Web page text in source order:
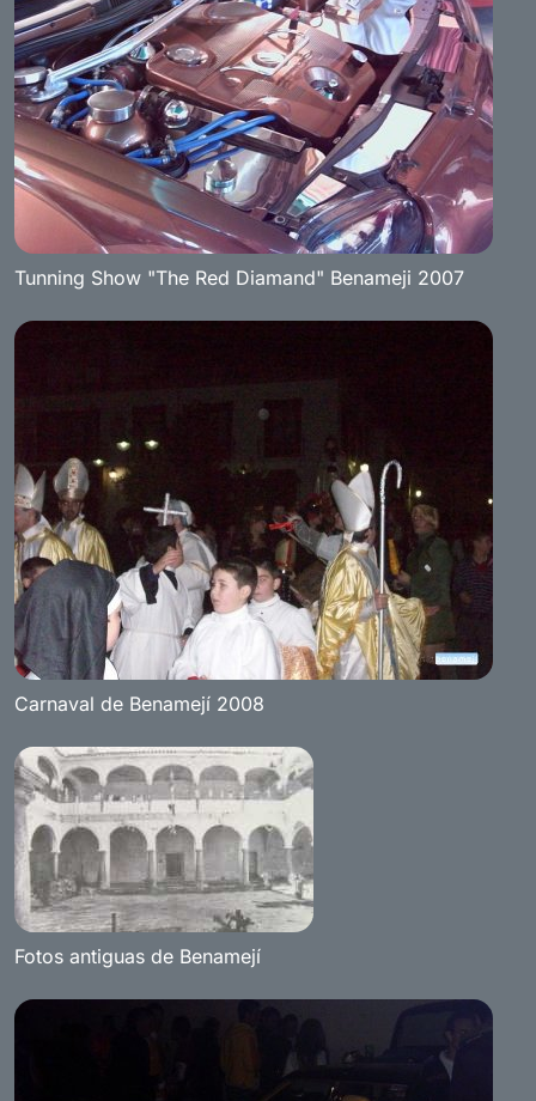
Tunning Show "The Red Diamand" Benameji 2007
Carnaval de Benamejí 2008
Fotos antiguas de Benamejí